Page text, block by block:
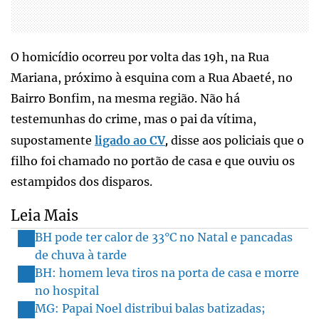
O homicídio ocorreu por volta das 19h, na Rua
Mariana, próximo à esquina com a Rua Abaeté, no
Bairro Bonfim, na mesma região. Não há
testemunhas do crime, mas o pai da vítima,
supostamente ligado ao CV, disse aos policiais que o
filho foi chamado no portão de casa e que ouviu os
estampidos dos disparos.
Leia Mais
BH pode ter calor de 33°C no Natal e pancadas
de chuva à tarde
BH: homem leva tiros na porta de casa e morre
no hospital
MG: Papai Noel distribui balas batizadas;